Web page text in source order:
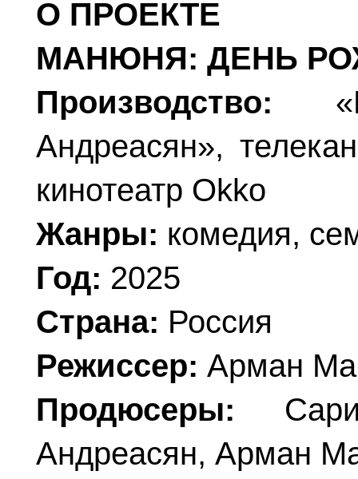
О ПРОЕКТЕ
МАНЮНЯ: ДЕНЬ
Производство:
Андреасян»,
кинотеатр Okko
Жанры: комедия,
Год: 2025
Страна: Россия
Режиссер: Арман
Продюсеры:
Андреасян, Арман